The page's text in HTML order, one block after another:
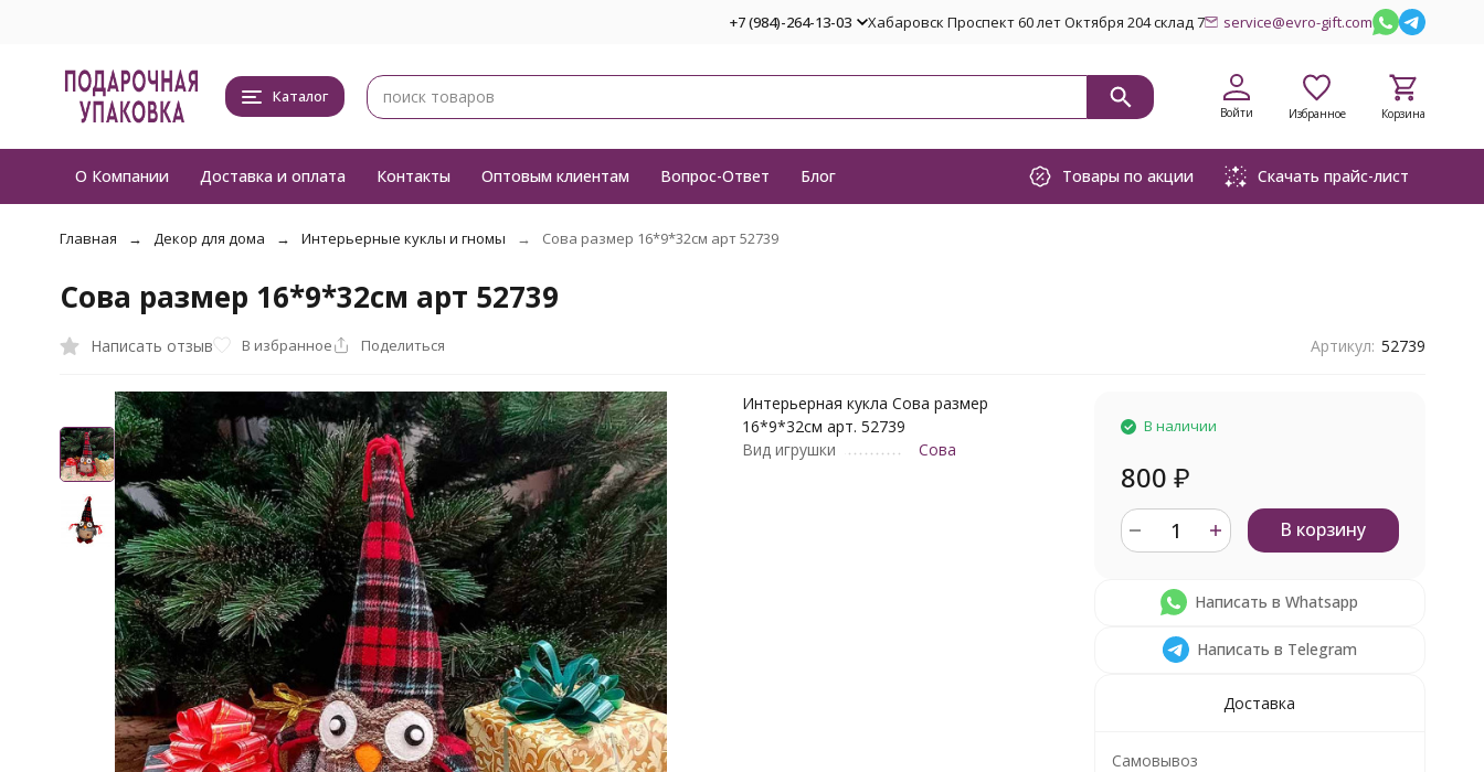
+7 (984)-264-13-03 Хабаровск Проспект 60 лет Октября 204 склад 7 service@evro-gift.com
Каталог
Войти Избранное Корзина
О Компании Доставка и оплата Контакты Оптовым клиентам Вопрос-Ответ Блог Товары по акции Скачать прайс-лист
Главная Декор для дома Интерьерные куклы и гномы Сова размер 16*9*32см арт 52739
Сова размер 16*9*32см арт 52739
Написать отзыв В избранное Поделиться Артикул: 52739
Интерьерная кукла Сова размер
16*9*32см арт. 52739
Вид игрушки
Сова
В наличии
800 ₽
В корзину
Написать в Whatsapp
Написать в Telegram
Доставка
Самовывоз